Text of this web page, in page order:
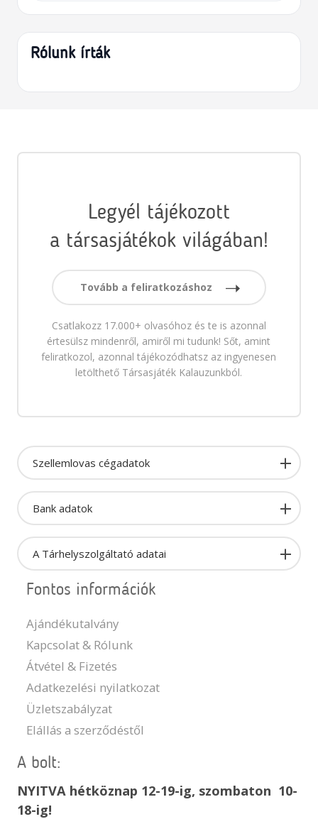
Rólunk írták
Legyél tájékozott
a társasjátékok világában!
Tovább a feliratkozáshoz
Csatlakozz 17.000+ olvasóhoz és te is azonnal
értesülsz mindenről, amiről mi tudunk! Sőt, amint
feliratkozol, azonnal tájékozódhatsz az ingyenesen
letölthető Társasjáték Kalauzunkból.
Szellemlovas cégadatok
Bank adatok
A Tárhelyszolgáltató adatai
Fontos információk
Ajándékutalvány
Kapcsolat & Rólunk
Átvétel & Fizetés
Adatkezelési nyilatkozat
Üzletszabályzat
Elállás a szerződéstől
A bolt:
NYITVA hétköznap 12-19-ig, szombaton 10-
18-ig!